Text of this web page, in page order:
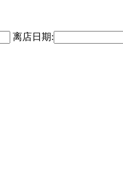
离店日期: